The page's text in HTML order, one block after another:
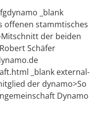
_blank
offenen stammtisches
der beiden
Schäfer
_blank external-
der dynamo>So
Dynamo